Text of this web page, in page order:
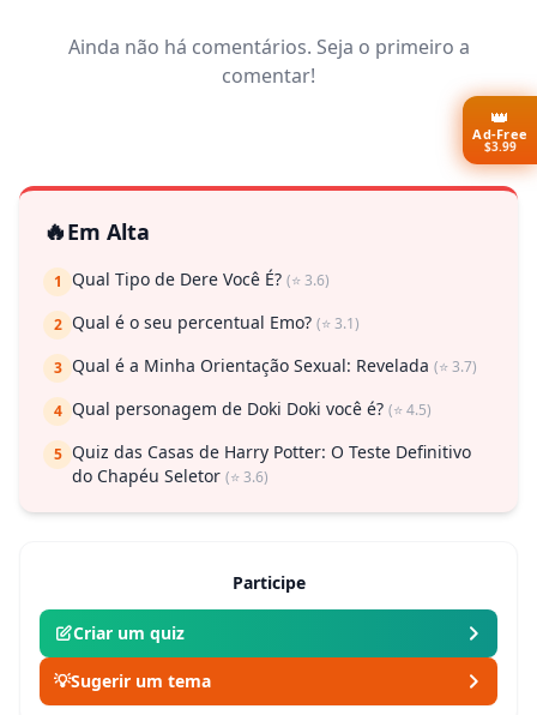
Ainda não há comentários. Seja o primeiro a
comentar!
🔥Em Alta
1 Qual Tipo de Dere Você É? (⭐ 3.6)
2 Qual é o seu percentual Emo? (⭐ 3.1)
3 Qual é a Minha Orientação Sexual: Revelada (⭐ 3.7)
4 Qual personagem de Doki Doki você é? (⭐ 4.5)
5 Quiz das Casas de Harry Potter: O Teste Definitivo
do Chapéu Seletor (⭐ 3.6)
Participe
Criar um quiz
💡Sugerir um tema
👑
Ad-Free
$3.99